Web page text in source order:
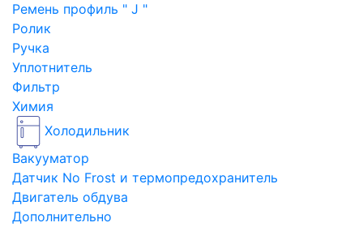
Ремень профиль " J "
Ролик
Ручка
Уплотнитель
Фильтр
Химия
Холодильник
Вакууматор
Датчик No Frost и термопредохранитель
Двигатель обдува
Дополнительно